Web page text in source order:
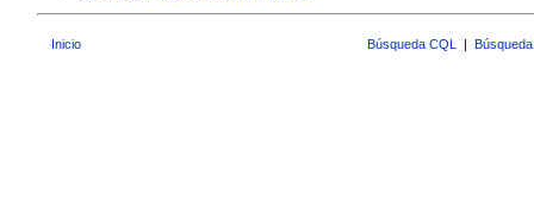
Inicio Búsqueda CQL |